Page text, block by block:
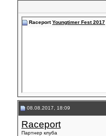
Raceport Youngtimer Fest 2017
08.08.2017, 18:09
Raceport
Партнер клуба